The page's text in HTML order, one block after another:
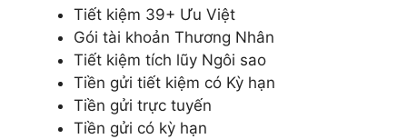
Tiết kiệm 39+ Ưu Việt
Gói tài khoản Thương Nhân
Tiết kiệm tích lũy Ngôi sao
Tiền gửi tiết kiệm có Kỳ hạn
Tiền gửi trực tuyến
Tiền gửi có kỳ hạn